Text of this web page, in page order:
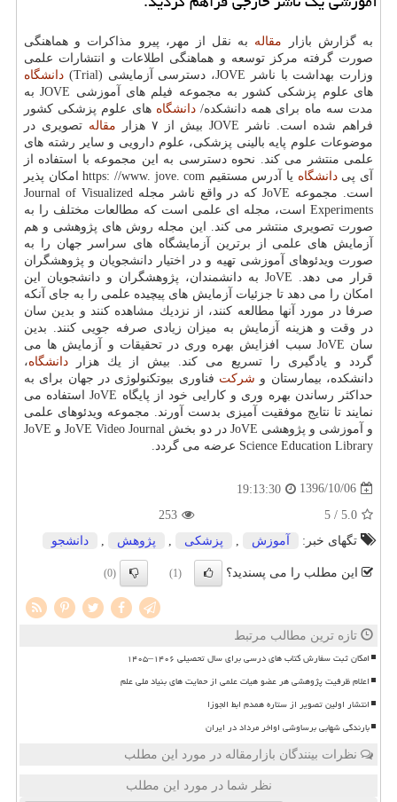
به گزارش بازار مقاله به نقل از مهر، پیرو مذاكرات و هماهنگی
صورت گرفته مركز توسعه و هماهنگی اطلاعات و انتشارات علمی
وزارت بهداشت با ناشر JOVE، دسترسی آزمایشی (Trial)
دانشگاه
های علوم پزشكی كشور به مجموعه فیلم های آموزشی JOVE به
مدت سه ماه برای همه دانشكده/دانشگاه های علوم پزشكی كشور
فراهم شده است. ناشر JOVE بیش از ۷ هزار
مقاله تصویری در
موضوعات علوم پایه بالینی پزشكی، علوم دارویی و سایر رشته های
علمی منتشر می كند. نحوه دسترسی به این مجموعه با استفاده از
آی پیدانشگاه
یا آدرس مستقیم https: //www. jove. com امكان پذیر
است. مجموعه JoVE كه در واقع ناشر مجله Journal of Visualized
Experiments است، مجله ای علمی است كه مطالعات مختلف را به
صورت تصویری منتشر می كند. این مجله روش های پژوهشی و هم
آزمایش های علمی از برترین آزمایشگاه های سراسر جهان را به
صورت ویدئوهای آموزشی تهیه و در اختیار دانشجویان و پژوهشگران
قرار می دهد. JoVE به دانشمندان، پژوهشگران و دانشجویان این
امكان را می دهد تا جزئیات آزمایش های پیچیده علمی را به جای آنكه
صرفا در مورد آنها مطالعه كنند، از نزدیك مشاهده كنند و بدین سان
در وقت و هزینه آزمایش به میزان زیادی صرفه جویی كنند. بدین
سان JoVE سبب افزایش بهره وری در تحقیقات و آزمایش ها می
گردد و یادگیری را تسریع می كند. بیش از یك هزار دانشگاه،
دانشكده، بیمارستان و شركت فناوری بیوتكنولوژی در جهان برای به
حداكثر رساندن بهره وری و كارایی خود از پایگاه JoVE استفاده می
نمایند تا نتایج موفقیت آمیزی بدست آورند. مجموعه ویدئوهای علمی
و آموزشی و پژوهشی JoVE در دو بخش JoVE Video Journal و JoVE
Science Education Library عرضه می گردد.
1396/10/06
19:13:30
5.0
/ 5
253
تگهای خبر:
آموزش پزشكی پژوهش دانشجو
این مطلب را می پسندید؟ (1)
(0)
تازه ترین مطالب مرتبط
امکان ثبت سفارش کتاب های درسی برای سال تحصیلی ۱۴۰۶–۱۴۰۵
اعلام ظرفیت پژوهشی هر عضو هیات علمی از حمایت های بنیاد ملی علم
انتشار اولین تصویر از ستاره همدم ابط الجوزا
بارندگی شهابی برساوشی اواخر مرداد در ایران
نظرات بینندگان بازارمقاله در مورد این مطلب
نظر شما در مورد این مطلب